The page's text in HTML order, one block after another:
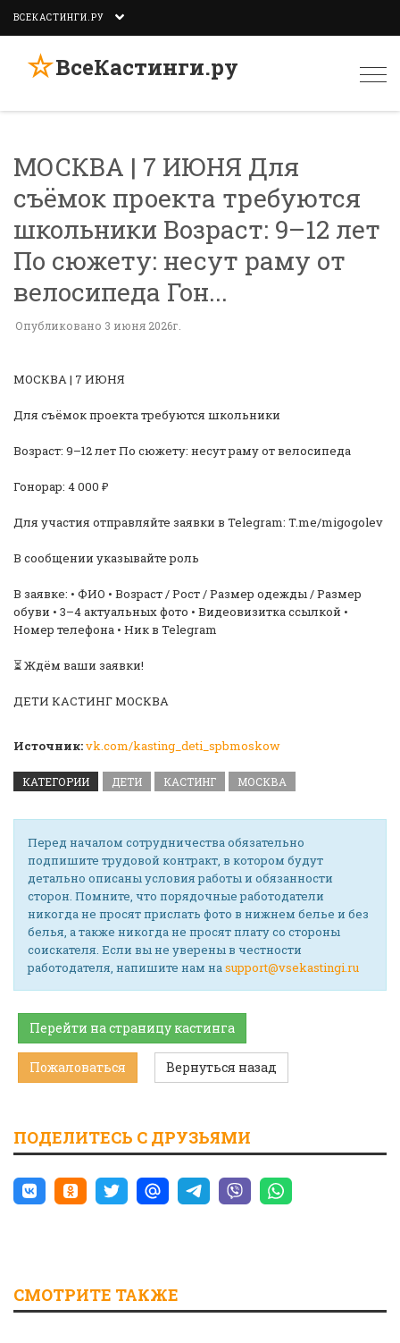
ВСЕКАСТИНГИ.РУ
☆ВсеКастинги.ру
МОСКВА | 7 ИЮНЯ Для
съёмок проекта требуются
школьники Возраст: 9–12 лет
По сюжету: несут раму от
велосипеда Гон...
Опубликовано 3 июня 2026г.
МОСКВА | 7 ИЮНЯ
Для съёмок проекта требуются школьники
Возраст: 9–12 лет По сюжету: несут раму от велосипеда
Гонорар: 4 000 ₽
Для участия отправляйте заявки в Telegram: T.me/migogolev
В сообщении указывайте роль
В заявке: • ФИО • Возраст / Рост / Размер одежды / Размер
обуви • 3–4 актуальных фото • Видеовизитка ссылкой •
Номер телефона • Ник в Telegram
⏳ Ждём ваши заявки!
ДЕТИ КАСТИНГ МОСКВА
Источник:vk.com/kasting_deti_spbmoskow
КАТЕГОРИИ ДЕТИ КАСТИНГ МОСКВА
Перед началом сотрудничества обязательно
подпишите трудовой контракт, в котором будут
детально описаны условия работы и обязанности
сторон. Помните, что порядочные работодатели
никогда не просят прислать фото в нижнем белье и без
белья, а также никогда не просят плату со стороны
соискателя. Если вы не уверены в честности
работодателя, напишите нам наsupport@vsekastingi.ru
Перейти на страницу кастинга
Пожаловаться Вернуться назад
ПОДЕЛИТЕСЬ С ДРУЗЬЯМИ
СМОТРИТЕ ТАКЖЕ